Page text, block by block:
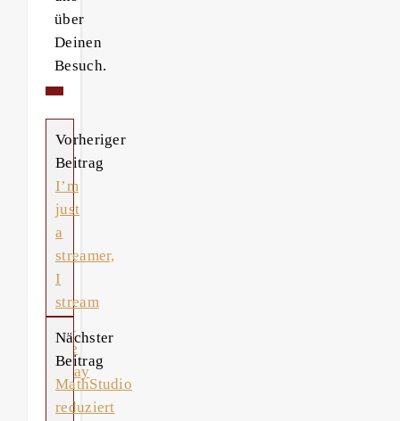
über
Deinen
Besuch.
Vorheriger
Beitrag
I’m
just
a
streamer,
I
stream
my
life
away
Nächster
Beitrag
MathStudio
reduziert